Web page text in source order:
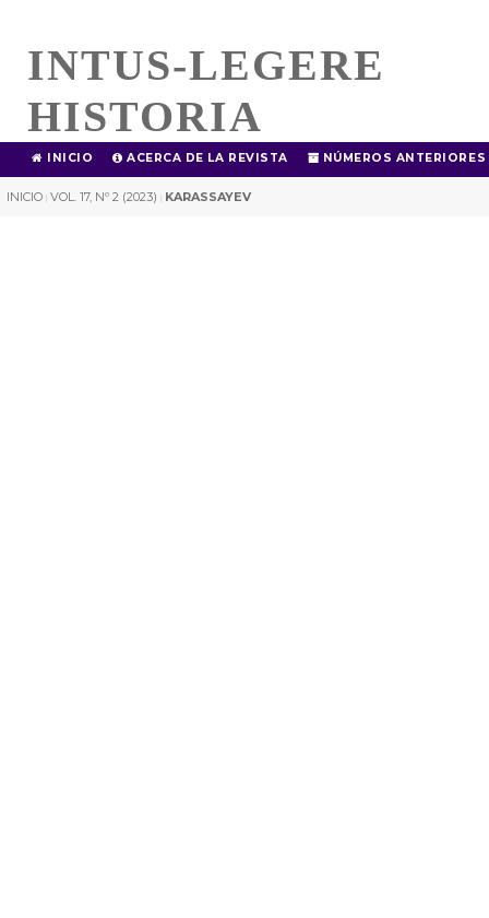
INTUS-LEGERE
HISTORIA
INICIO ACERCA DE LA REVISTA NÚMEROS ANTERIORES
INICIO | VOL. 17, Nº 2 (2023) | KARASSAYEV